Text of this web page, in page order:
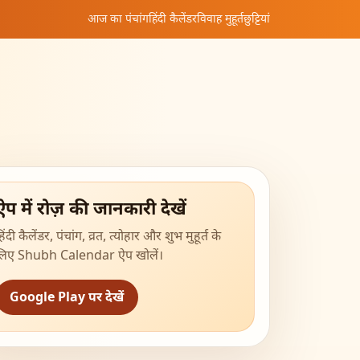
आज का पंचांगहिंदी कैलेंडरविवाह मुहूर्तछुट्टियां
में रोज़ की जानकारी देखें
कैलेंडर, पंचांग, व्रत, त्योहार और शुभ मुहूर्त के
Shubh Calendar ऐप खोलें।
Google Play पर देखें